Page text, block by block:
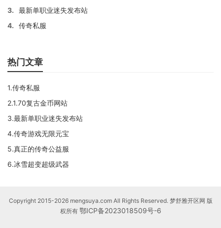
3.
最新单职业迷失发布站
4.
传奇私服
热门文章
1.传奇私服
2.1.70复古金币网站
3.最新单职业迷失发布站
4.传奇游戏无限元宝
5.真正的传奇公益服
6.冰雪超变超级武器
Copyright 2015-2026 mengsuya.com All Rights Reserved. 梦舒雅开区网 版
权所有 鄂ICP备2023018509号-6